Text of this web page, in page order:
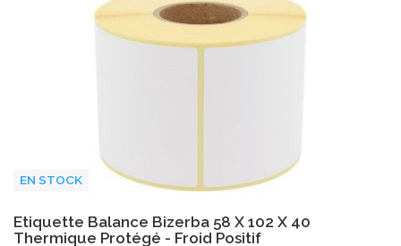
EN STOCK
Etiquette Balance Bizerba 58 X 102 X 40
Thermique Protégé - Froid Positif